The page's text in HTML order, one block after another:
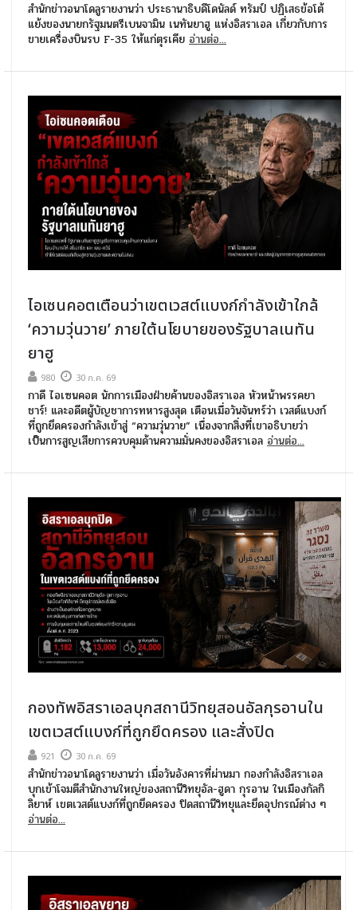
สำนักข่าวอนาโดลูรายงานว่า ประธานาธิบดีโดนัลด์ ทรัมป์ ปฏิเสธข้อโต้
แย้งของนายกรัฐมนตรีเบนจามิน เนทันยาฮู แห่งอิสราเอล เกี่ยวกับการ
ขายเครื่องบินรบ F-35 ให้แก่ตุรเคีย อ่านต่อ...
ไอเซนคอตเตือนว่าเขตเวสต์แบงก์กำลังเข้าใกล้
‘ความวุ่นวาย’ ภายใต้นโยบายของรัฐบาลเนทัน
ยาฮู
980 30 ก.ค. 69
กาดี ไอเซนคอต นักการเมืองฝ่ายค้านของอิสราเอล หัวหน้าพรรคยา
ชาร์! และอดีตผู้บัญชาการทหารสูงสุด เตือนเมื่อวันจันทร์ว่า เวสต์แบงก์
ที่ถูกยึดครองกำลังเข้าสู่ “ความวุ่นวาย” เนื่องจากสิ่งที่เขาอธิบายว่า
เป็นการสูญเสียการควบคุมด้านความมั่นคงของอิสราเอล อ่านต่อ...
กองทัพอิสราเอลบุกสถานีวิทยุสอนอัลกุรอานใน
เขตเวสต์แบงก์ที่ถูกยึดครอง และสั่งปิด
921 30 ก.ค. 69
สำนักข่าวอนาโดลูรายงานว่า เมื่อวันอังคารที่ผ่านมา กองกำลังอิสราเอล
บุกเข้าโจมตีสำนักงานใหญ่ของสถานีวิทยุอัล-ฮูดา กุรอาน ในเมืองกัลกิ
ลิยาห์ เขตเวสต์แบงก์ที่ถูกยึดครอง ปิดสถานีวิทยุและยึดอุปกรณ์ต่าง ๆ
อ่านต่อ...